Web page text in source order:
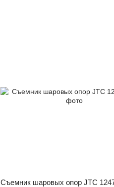
Cъемник шаровых опор JTC